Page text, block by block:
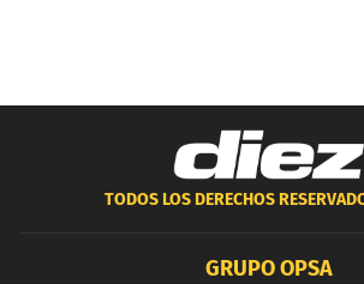
TODOS LOS DERECHOS
GRUPO OPSA